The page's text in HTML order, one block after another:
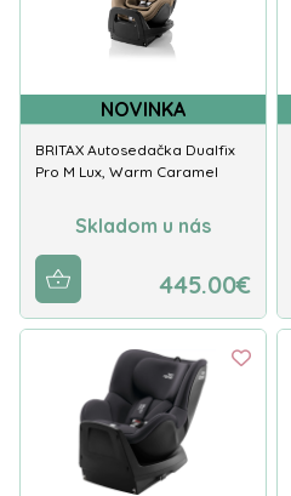
NOVINKA
BRITAX Autosedačka Dualfix
Pro M Lux, Warm Caramel
Skladom u nás
445.00€